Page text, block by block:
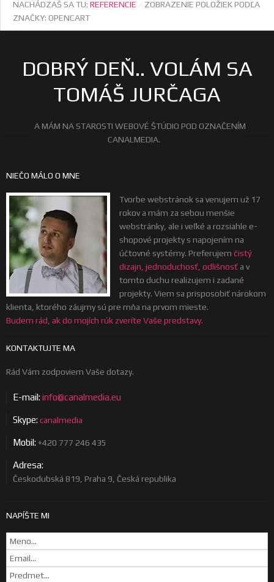
NACHÁDZAŠ SA TU: REFERENCIE
ZOBRAZENIE POLOŽIEK PODĽA
ZNAČKY: OPENCART
DOBRÝ DEŇ.. VOLÁM SA
TOMÁŠ JURČAGA
A MÁM NA STAROSTI WEBOVÉ ŠTÚDIO POD OZNAČENÍM
CANALMEDIA.
NIEČO MÁLO O MNE
Tvorbe webstránok sa venujem už 17
rokov a mám za sebou menšie
webstránky, ale i veľké a rozsiahle e-
shopové projekty s napojením na
účtovné systémy. Preferujem čistý
dizajn, jednoduchosť, odlišnosť a v
tomto duchu realizujem i zadané
projekty. Viem sa prisposobiť nárokom
klienta, ktorého záujmy sú pre mňa na prvom mieste.
Budem rád, ak do mojích rúk zveríte Vaše predstavy.
KONTAKTUJTE MA
Rád Vám zodpoviem Vaše dotazy.
E-mail:info@canalmedia.eu
Skype:canalmedia
Mobil:+420 777 246 435
Adresa:
Českodubská 819, Praha 9, Česká republika
NAPÍŠTE MI